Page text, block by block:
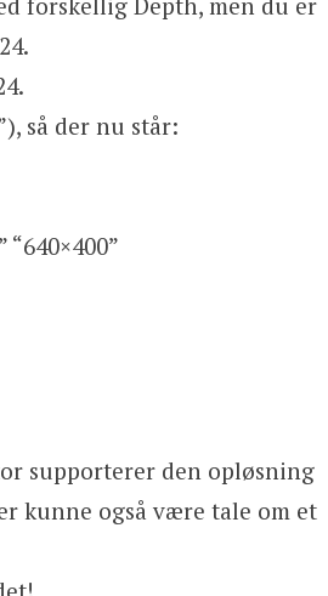
så der nu står:
“640×400”
supporterer den opløsning
kunne også være tale om et